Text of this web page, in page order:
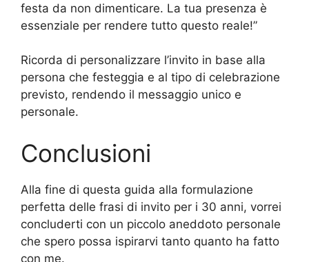
festa da non dimenticare. La tua presenza è
essenziale per rendere tutto questo reale!”
Ricorda di personalizzare l’invito in base alla
persona che festeggia e al tipo di celebrazione
previsto, rendendo il messaggio unico e
personale.
Conclusioni
Alla fine di questa guida alla formulazione
perfetta delle frasi di invito per i 30 anni, vorrei
concluderti con un piccolo aneddoto personale
che spero possa ispirarvi tanto quanto ha fatto
con me.